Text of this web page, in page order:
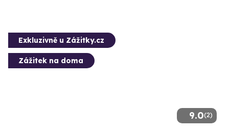
9.0(2)
Exkluzivně u Zážitky.cz
Zážitek na doma